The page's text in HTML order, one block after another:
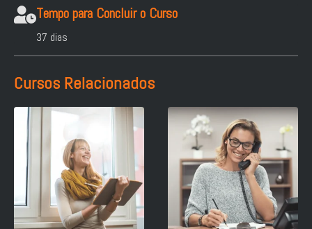
Tempo para Concluir o Curso
37 dias
Cursos Relacionados